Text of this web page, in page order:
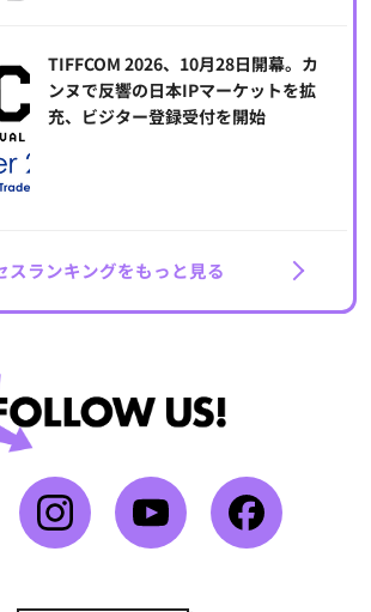
TIFFCOM 2026、10月28日開幕。カ
ンヌで反響の日本IPマーケットを拡
充、ビジター登録受付を開始
スランキングをもっと見る